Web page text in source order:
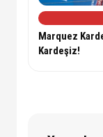
Marquez
Kardeşiz!